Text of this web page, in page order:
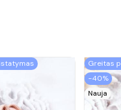
Greitas
−40%
Nauja